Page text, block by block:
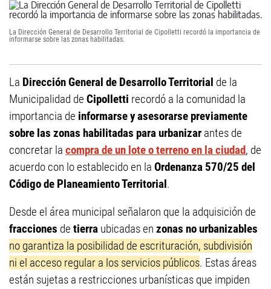
La Dirección General de Desarrollo Territorial de Cipolletti recordó la importancia de
informarse sobre las zonas habilitadas.
La Dirección General de Desarrollo Territorial de la
Municipalidad de Cipolletti recordó a la comunidad la
importancia de informarse y asesorarse previamente
sobre las zonas habilitadas para urbanizar antes de
concretar la compra de un lote o terreno en la ciudad, de
acuerdo con lo establecido en la Ordenanza 570/25 del
Código de Planeamiento Territorial.
Desde el área municipal señalaron que la adquisición de
fracciones de tierra ubicadas en zonas no urbanizables
no garantiza la posibilidad de escrituración, subdivisión
ni el acceso regular a los servicios públicos. Estas áreas
están sujetas a restricciones urbanísticas que impiden